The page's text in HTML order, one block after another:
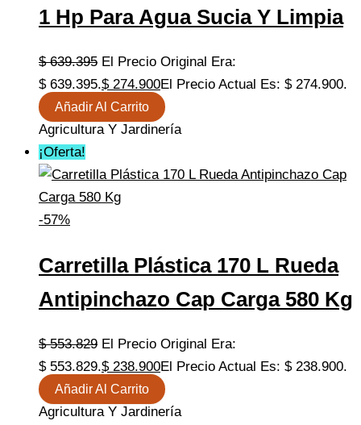
1 Hp Para Agua Sucia Y Limpia
$639.395 El Precio Original Era:
$ 639.395.$274.900El Precio Actual Es: $ 274.900.
Añadir Al Carrito
Agricultura Y Jardinería
¡Oferta!
-57%
Carretilla Plástica 170 L Rueda
Antipinchazo Cap Carga 580 Kg
$553.829 El Precio Original Era:
$ 553.829.$238.900El Precio Actual Es: $ 238.900.
Añadir Al Carrito
Agricultura Y Jardinería